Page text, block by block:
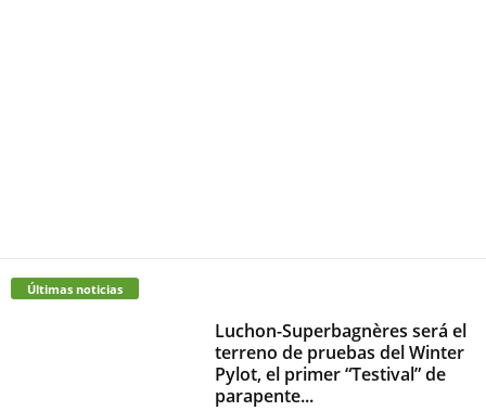
Últimas noticias
Luchon-Superbagnères será el
terreno de pruebas del Winter
Pylot, el primer “Testival” de
parapente...